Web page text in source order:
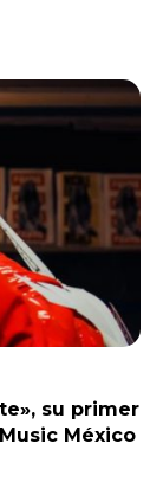
su primer
México